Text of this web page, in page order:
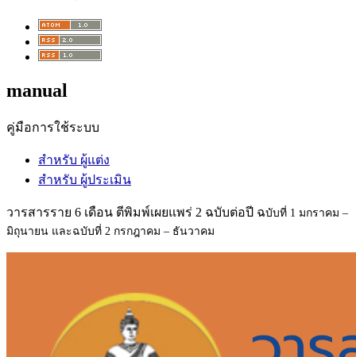
manual
คู่มือการใช้ระบบ
สำหรับ ผู้แต่ง
สำหรับ ผู้ประเมิน
วารสารราย 6 เดือน ตีพิมพ์เผยแพร่ 2 ฉบับต่อปี ฉบับที่ 1 มกราคม –
มิถุนายน และฉบับที่ 2 กรกฎาคม – ธันวาคม